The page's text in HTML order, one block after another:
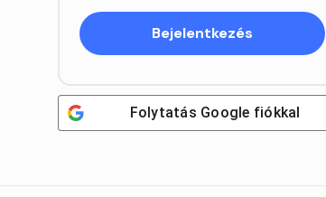
Folytatás Google fiókkal